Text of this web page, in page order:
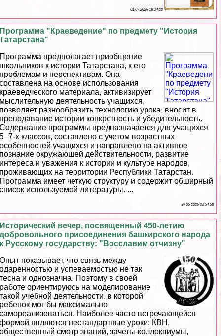
01 07 2026 18:34:22
Программа "Краеведение" по предмету "История
Татарстана"
Программа предполагает приобщение
школьников к истории Татарстана, к его
проблемам и перспективам. Она
составлена на основе использования
краеведческого материала, активизирует
мыслительную деятельность учащихся,
позволяет разнообразить технологию урока, вносит в
преподавание истории конкретность и убедительность.
Содержание программы предназначается для учащихся
5–7-х классов, составлено с учетом возрастных
особенностей учащихся и направлено на активное
познание окружающей действительности, развитие
интереса и уважения к истории и культуре народов,
проживающих на территории Республики Татарстан.
Программа имеет четкую структуру и содержит обширный
список используемой литературы. ...
30 06 2026 23:54:58
Исторический вечер, посвященный 450-летию
добровольного присоединения башкирского народа
к Русскому государству: "Восславим отчизну"
Опыт показывает, что связь между
одаренностью и успеваемостью не так
тесна и однозначна. Поэтому в своей
работе ориентируюсь на моделирование
такой учебной деятельности, в которой
ребенок мог бы максимально
самореализоваться. Наиболее часто встречающейся
формой являются нестандартные уроки: КВН,
общественный смотр знаний, зачеты-коллоквиумы,